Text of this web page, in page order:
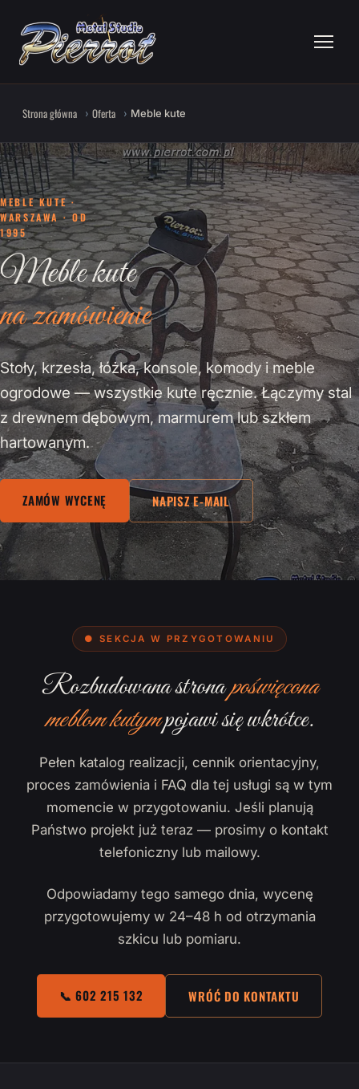
Strona główna Oferta Meble kute
MEBLE KUTE ·
WARSZAWA · OD
1995
Meble kute
na zamówienie
Stoły, krzesła, łóżka, konsole, komody i meble
ogrodowe — wszystkie kute ręcznie. Łączymy stal
z drewnem dębowym, marmurem lub szkłem
hartowanym.
ZAMÓW WYCENĘ NAPISZ E-MAIL
● SEKCJA W PRZYGOTOWANIU
Rozbudowana stronapoświęcona
meblom kutympojawi się wkrótce.
Pełen katalog realizacji, cennik orientacyjny,
proces zamówienia i FAQ dla tej usługi są w tym
momencie w przygotowaniu. Jeśli planują
Państwo projekt już teraz — prosimy o kontakt
telefoniczny lub mailowy.
Odpowiadamy tego samego dnia, wycenę
przygotowujemy w 24–48 h od otrzymania
szkicu lub pomiaru.
📞 602 215 132 WRÓĆ DO KONTAKTU